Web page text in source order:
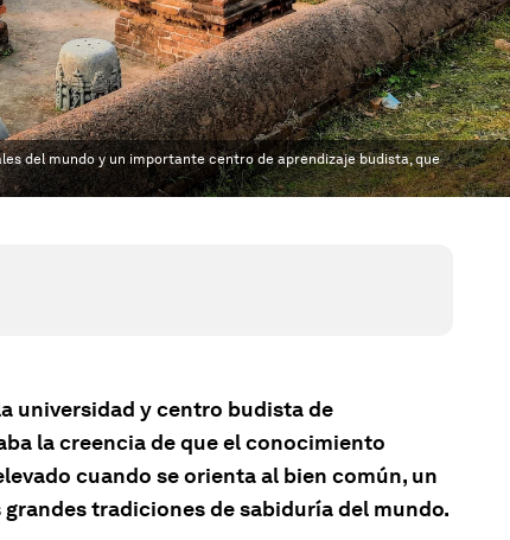
del mundo y un importante centro de aprendizaje budista, que
universidad y centro budista de
la creencia de que el conocimiento
cuando se orienta al bien común, un
tradiciones de sabiduría del mundo.